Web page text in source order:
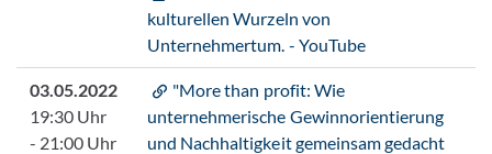
kulturellen Wurzeln von
Unternehmertum. - YouTube
03.05.2022
19:30 Uhr
- 21:00 Uhr
"More than profit: Wie
unternehmerische Gewinnorientierung
und Nachhaltigkeit gemeinsam gedacht